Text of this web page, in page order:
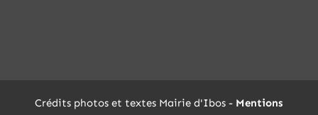
Crédits photos et textes Mairie d'Ibos - Mentions